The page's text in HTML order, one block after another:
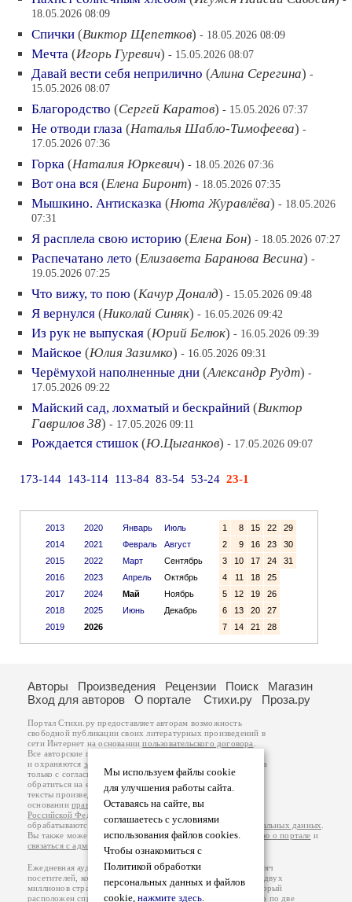
18.05.2026 08:09
Спички (Виктор Щепетков) - 18.05.2026 08:09
Мечта (Игорь Гуревич) - 15.05.2026 08:07
Давай вести себя неприлично (Алина Серегина) -
15.05.2026 08:07
Благородство (Сергей Каратов) - 15.05.2026 07:37
Не отводи глаза (Наталья Шабло-Тимофеева) -
17.05.2026 07:36
Горка (Наталия Юркевич) - 18.05.2026 07:36
Вот она вся (Елена Биронт) - 18.05.2026 07:35
Мышкино. Антисказка (Нюта Журавлёва) - 18.05.2026
07:31
Я расплела свою историю (Елена Бон) - 18.05.2026 07:27
Распечатано лето (Елизавета Баранова Весина) -
19.05.2026 07:25
Что вижу, то пою (Качур Доналд) - 15.05.2026 09:48
Я вернулся (Николай Синяк) - 16.05.2026 09:42
Из рук не выпуская (Юрий Белюк) - 16.05.2026 09:39
Майское (Юлия Зазимко) - 16.05.2026 09:31
Черёмухой наполненные дни (Александр Рудт) -
17.05.2026 09:22
Майский сад, лохматый и бескрайний (Виктор
Гаврилов 38) - 17.05.2026 09:11
Рождается стишок(Ю.Цыганков) - 17.05.2026 09:07
173-144 143-114 113-84 83-54 53-24 23-1
2013
2014
2015
2016
2017
2018
2019
2020
2021
2022
2023
2024
2025
2026
Январь
Июль
Февраль
Август
Март
Сентябрь
Апрель
Октябрь
Май
Ноябрь
Июнь
Декабрь
1 8 15 22
29
2
9 16 23
30
3
10 17 24
31
4
11 18
25
5
12 19
26
6
13 20
27
7
14 21 28
Мы используем файлы cookie
для улучшения работы сайта.
Оставаясь на сайте, вы
соглашаетесь с условиями
использования файлов cookies.
Чтобы ознакомиться с
Политикой обработки
персональных данных и файлов
cookie, нажмите здесь.
Авторы Произведения Рецензии Поиск
Магазин
Вход для авторов
О портале Стихи.ру Проза.ру
Портал Стихи.ру предоставляет авторам возможность
свободной публикации своих литературных произведений в
сети Интернет на основаниипользовательского договора
Все авторские права на произведения принадлежат авторам
и охраняются законом
. Перепечатка произведений возможна
только с согласия его автора, к которому вы можете
обратиться на его авторской странице. Ответственность за
тексты произведений авторы несут самостоятельно на
основанииправил публикацииизаконодательства
Российской Федерации
обрабатываются на основанииПолитики обработки персональных данных
Вы также можете посмотреть более подробнуюинформацию о портале и
связаться с администрацией
Ежедневная аудитория портала Стихи.ру – порядка 200 тысяч
посетителей, которые в общей сумме просматривают более двух
миллионов страниц по данным счетчика посещаемости, который
расположен справа от этого текста. В каждой графе указано по две